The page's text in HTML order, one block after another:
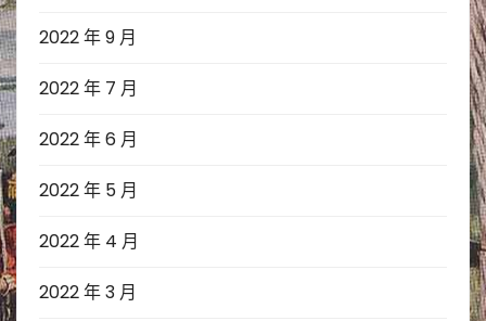
2022 年 9 月
2022 年 7 月
2022 年 6 月
2022 年 5 月
2022 年 4 月
2022 年 3 月